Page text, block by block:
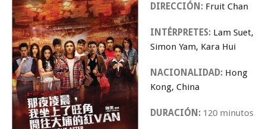
DIRECCIÓN: Fruit Chan
INTÉRPRETES: Lam Suet,
Simon Yam, Kara Hui
NACIONALIDAD: Hong
Kong, China
DURACIÓN: 120 minutos